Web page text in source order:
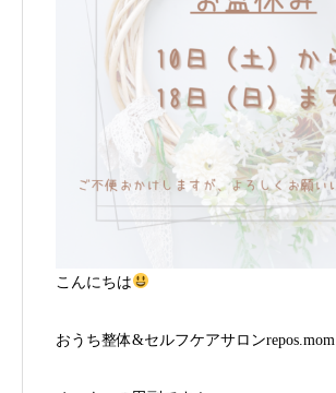
こんにちは
おうち整体&セルフケアサロンrepos.mom